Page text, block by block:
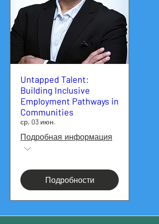
Untapped Talent:
Building Inclusive
Employment Pathways in
Communities
ср, 03 июн.
Подробная информация
Подробности